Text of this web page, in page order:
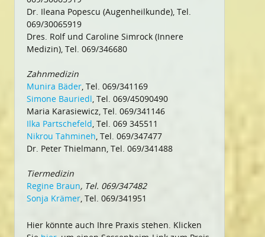
Dr. Ileana Popescu (Augenheilkunde), Tel.
069/30065919
Dres. Rolf und Caroline Simrock (Innere
Medizin), Tel. 069/346680
Zahnmedizin
Munira Bäder, Tel. 069/341169
Simone Bauriedl, Tel. 069/45090490
Maria Karasiewicz, Tel. 069/341146
Ilka Partschefeld, Tel. 069 345511
Nikrou Tahmineh, Tel. 069/347477
Dr. Peter Thielmann, Tel. 069/341488
Tiermedizin
Regine Braun, Tel. 069/347482
Sonja Krämer, Tel. 069/341951
Hier könnte auch Ihre Praxis stehen. Klicken